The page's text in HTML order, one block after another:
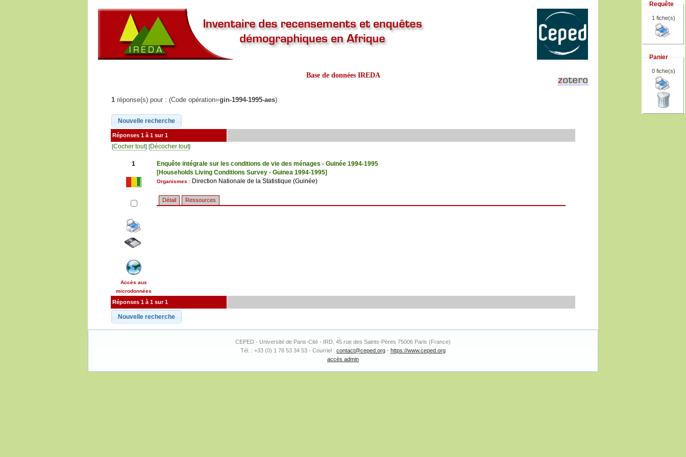
Base de données IREDA
Requête
1 fiche(s)
Panier
0fiche(s)
1 réponse(s) pour : (Code opération=gin-1994-1995-aes)
Réponses 1 à 1 sur 1
[Cocher tout] [Décocher tout]
1
Accès aux
microdonnées
Enquête intégrale sur les conditions de vie des ménages - Guinée 1994-1995
[Households Living Conditions Survey - Guinea 1994-1995]
Organismes : Direction Nationale de la Statistique (Guinée)
Détail Ressources
Réponses 1 à 1 sur 1
CEPED - Université de Paris-Cité - IRD, 45 rue des Saints-Pères 75006 Paris (France)
Tél. : +33 (0) 1 76 53 34 53 - Courriel : contact@ceped.org - https://www.ceped.org
accès admin